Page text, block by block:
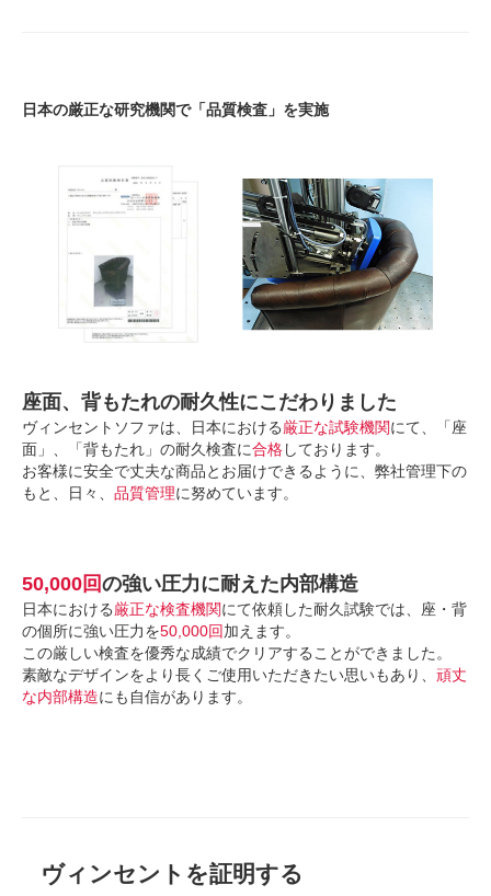
日本の厳正な研究機関で「品質検査」を実施
座面、背もたれの耐久性にこだわりました
ヴィンセントソファは、日本における厳正な試験機関にて、「座
面」、「背もたれ」の耐久検査に合格しております。
お客様に安全で丈夫な商品とお届けできるように、弊社管理下の
もと、日々、 品質管理に努めています。
50,000回の強い圧力に耐えた内部構造
日本における厳正な検査機関にて依頼した耐久試験では、座・背
の個所に強い圧力を50,000回加えます。
この厳しい検査を優秀な成績でクリアすることができました。
素敵なデザインをより長くご使用いただきたい思いもあり、 頑丈
な内部構造にも自信があります。
ヴィンセントを証明する